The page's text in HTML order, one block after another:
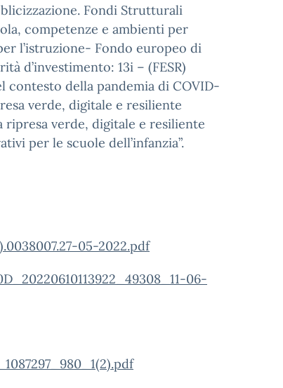
Fondi Strutturali
competenze e ambienti per
l’istruzione- Fondo europeo di
d’investimento: 13i – (FESR)
contesto della pandemia di COVID-
verde, digitale e resiliente
ripresa verde, digitale e resiliente
per le scuole dell’infanzia”.
05-2022.pdf
06-